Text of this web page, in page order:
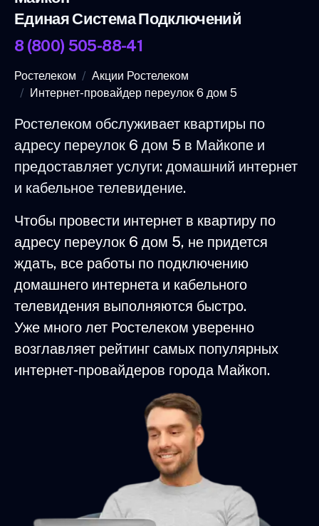
Единая Система Подключений
8 (800) 505-88-41
Ростелеком
Акции Ростелеком
Интернет-провайдер переулок 6 дом 5
Ростелеком обслуживает квартиры по
адресу переулок 6 дом 5 в Майкопе и
предоставляет услуги: домашний интернет
и кабельное телевидение.
Чтобы провести интернет в квартиру по
адресу переулок 6 дом 5, не придется
ждать, все работы по подключению
домашнего интернета и кабельного
телевидения выполняются быстро.
Уже много лет Ростелеком уверенно
возглавляет рейтинг самых популярных
интернет-провайдеров города Майкоп.